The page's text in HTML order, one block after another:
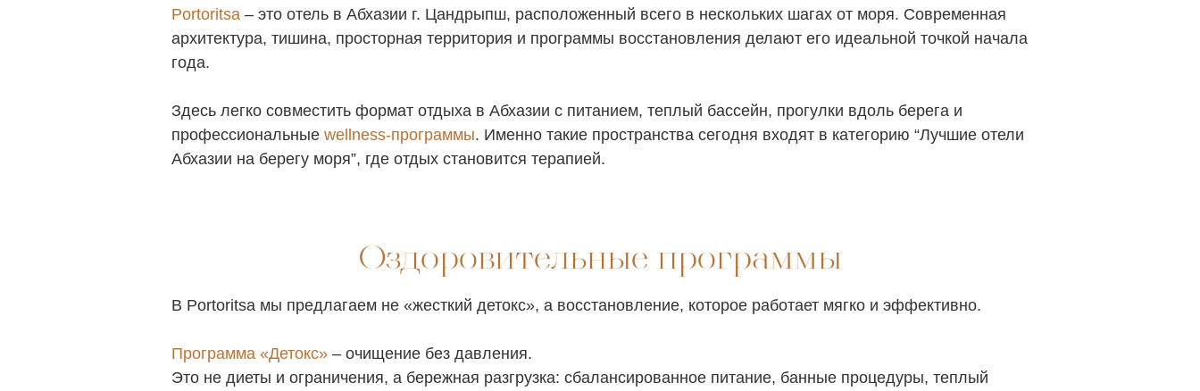
Portoritsa – это отель в Абхазии г. Цандрыпш, расположенный всего в нескольких шагах от моря. Современная
архитектура, тишина, просторная территория и программы восстановления делают его идеальной точкой начала
года.
Здесь легко совместить формат отдыха в Абхазии с питанием, теплый бассейн, прогулки вдоль берега и
профессиональные wellness-программы. Именно такие пространства сегодня входят в категорию “Лучшие отели
Абхазии на берегу моря”, где отдых становится терапией.
Оздоровительные программы
В Portoritsa мы предлагаем не «жесткий детокс», а восстановление, которое работает мягко и эффективно.
Программа «Детокс» – очищение без давления.
Это не диеты и ограничения, а бережная разгрузка: сбалансированное питание, банные процедуры, теплый